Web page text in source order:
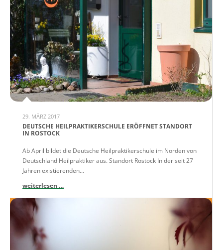
29. MÄRZ 2017
DEUTSCHE HEILPRAKTIKERSCHULE ERÖFFNET STANDORT
IN ROSTOCK
Ab April bildet die Deutsche Heilpraktikerschule im Norden von
Deutschland Heilpraktiker aus. Standort Rostock In der seit 27
Jahren existierenden...
weiterlesen …